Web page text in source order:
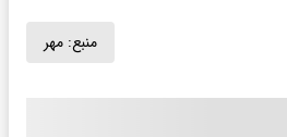
منبع: مهر